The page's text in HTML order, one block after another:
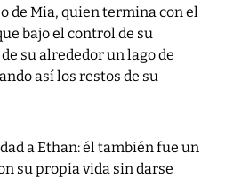
de Mia, quien termina con el
bajo el control de su
su alrededor un lago de
así los restos de su
a Ethan: él también fue un
su propia vida sin darse